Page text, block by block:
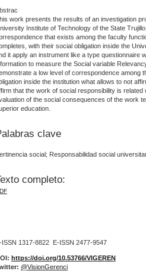
work presents the results of an investigation
Institute of Technology of the State
that exists among the faculty
with their social obligation inside the
it apply an instrument like a type questionnaire
to measure the Social variable
a low level of correspondence among
inside the institution what allows to not
that the work of social responsibility is
of the social consequences of the work
education.
clave
social; Responsabilidad social
completo:
ISSN 1317-8822 E-ISSN 2477-9547
https://doi.org/10.53766/VIGEREN
@VisionGerenci